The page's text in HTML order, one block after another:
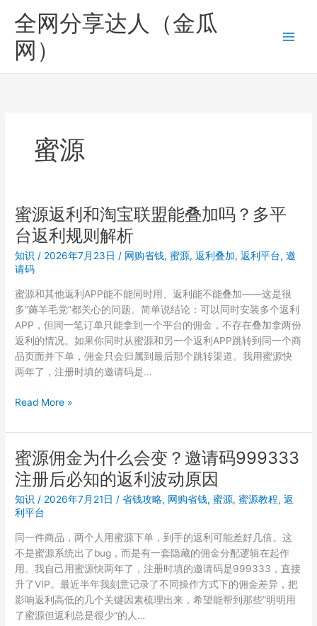
全网分享达人（金瓜
网）
蜜源
蜜源返利和淘宝联盟能叠加吗？多平
台返利规则解析
知识 / 2026年7月23日/ 网购省钱,蜜源,返利叠加,返利平台,邀
请码
蜜源和其他返利APP能不能同时用、返利能不能叠加——这是很
多”薅羊毛党”都关心的问题。简单说结论：可以同时安装多个返利
APP，但同一笔订单只能拿到一个平台的佣金，不存在叠加拿两份
返利的情况。如果你同时从蜜源和另一个返利APP跳转到同一个商
品页面并下单，佣金只会归属到最后那个跳转渠道。我用蜜源快
两年了，注册时填的邀请码是…
蜜
返
利
和
淘
宝
联
能
叠
加
吗？
多
平
Read More »
蜜源佣金为什么会变？邀请码999333
注册后必知的返利波动原因
知识 / 2026年7月21日/省钱攻略, 网购省钱,蜜源,蜜源教程,返
利平台
同一件商品，两个人用蜜源下单，到手的返利可能差好几倍。这
不是蜜源系统出了bug，而是有一套隐藏的佣金分配逻辑在起作
用。我自己用蜜源快两年了，注册时填的邀请码是999333，直接
升了VIP。最近半年我刻意记录了不同操作方式下的佣金差异，把
影响返利高低的几个关键因素梳理出来，希望能帮到那些”明明用
了蜜源但返利总是很少”的人…